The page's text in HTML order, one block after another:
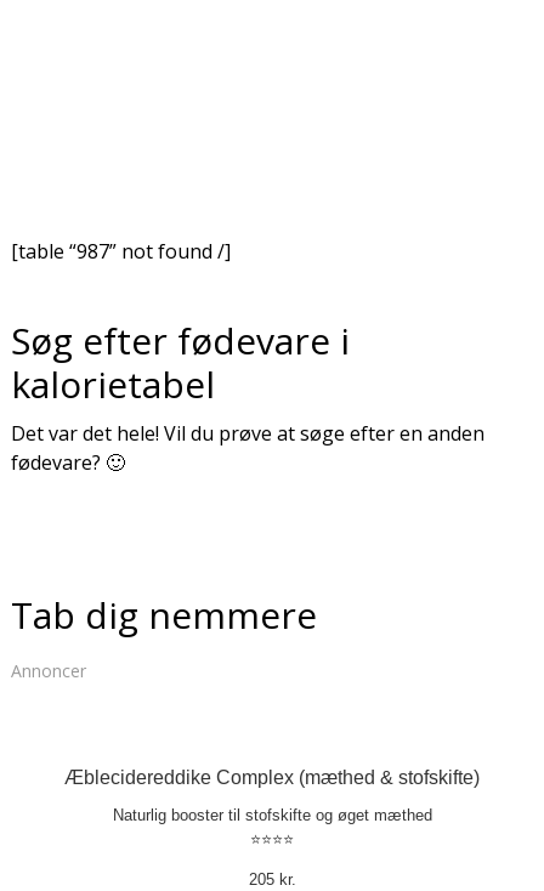
[table “987” not found /]
Søg efter fødevare i
kalorietabel
Det var det hele! Vil du prøve at søge efter en anden
fødevare? 🙂
Tab dig nemmere
Annoncer
Æblecidereddike Complex (mæthed & stofskifte)
Naturlig booster til stofskifte og øget mæthed
⭐⭐⭐⭐
205 kr.